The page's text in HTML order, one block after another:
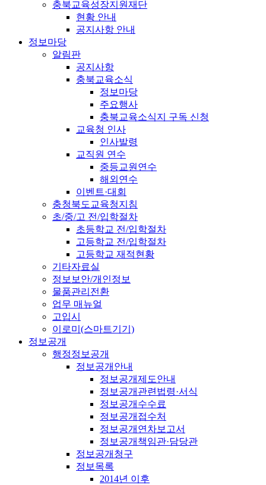
충북교육성장지원재단
현황 안내
공지사항 안내
정보마당
알림판
공지사항
충북교육소식
정보마당
주요행사
충북교육소식지 구독 신청
교육청 인사
인사발령
교직원 연수
중등교원연수
해외연수
이벤트·대회
충청북도교육청지침
초/중/고 전/입학절차
초등학교 전/입학절차
고등학교 전/입학절차
고등학교 재적현황
기타자료실
정보보안/개인정보
물품관리전환
업무 매뉴얼
고입시
이로미(스마트기기)
정보공개
행정정보공개
정보공개안내
정보공개제도안내
정보공개관련법령·서식
정보공개수수료
정보공개접수처
정보공개연차보고서
정보공개책임관·담당관
정보공개청구
정보목록
2014년 이후